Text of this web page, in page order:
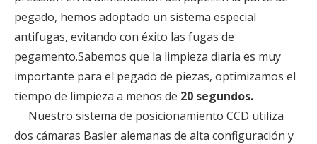
pegado, hemos adoptado un sistema especial
antifugas, evitando con éxito las fugas de
pegamento.Sabemos que la limpieza diaria es muy
importante para el pegado de piezas, optimizamos el
tiempo de limpieza a menos de 20 segundos.
Nuestro sistema de posicionamiento CCD utiliza
dos cámaras Basler alemanas de alta configuración y